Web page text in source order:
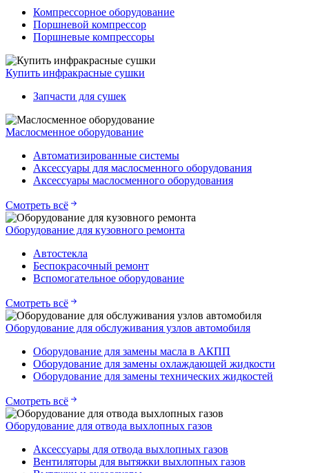
Компрессорное оборудование
Поршневой компрессор
Поршневые компрессоры
Купить инфракрасные сушки
Запчасти для сушек
Маслосменное оборудование
Автоматизированные системы
Аксессуары для маслосменного оборудования
Аксессуары маслосменного оборудования
Смотреть всё
Оборудование для кузовного ремонта
Автостекла
Беспокрасочный ремонт
Вспомогательное оборудование
Смотреть всё
Оборудование для обслуживания узлов автомобиля
Оборудование для замены масла в АКПП
Оборудование для замены охлаждающей жидкости
Оборудование для замены технических жидкостей
Смотреть всё
Оборудование для отвода выхлопных газов
Аксессуары для отвода выхлопных газов
Вентиляторы для вытяжки выхлопных газов